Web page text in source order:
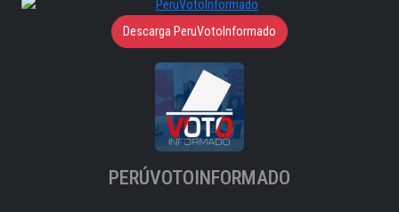
Descarga PeruVotoInformado
PERÚVOTOINFORMADO